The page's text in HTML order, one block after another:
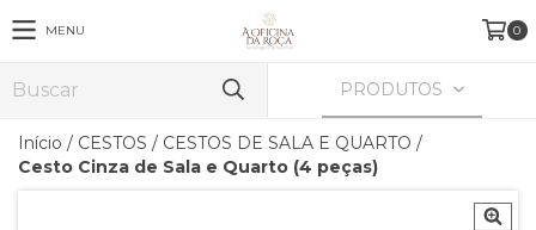
MENU 0
PRODUTOS
Início / CESTOS / CESTOS DE SALA E QUARTO /
Cesto Cinza de Sala e Quarto (4 peças)